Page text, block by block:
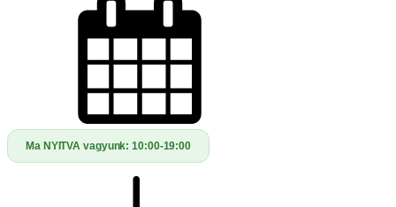
Ma NYITVA vagyunk:10:00-19:00